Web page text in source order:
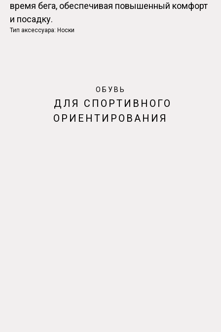
время бега, обеспечивая повышенный комфорт
и посадку.
Тип аксессуара: Носки
ОБУВЬ
ДЛЯ СПОРТИВНОГО
ОРИЕНТИРОВАНИЯ